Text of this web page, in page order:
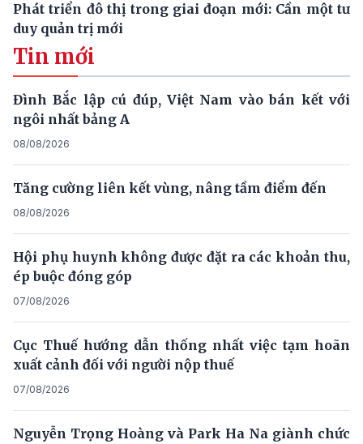
Phát triển đô thị trong giai đoạn mới: Cần một tư
duy quản trị mới
Tin mới
Đình Bắc lập cú đúp, Việt Nam vào bán kết với
ngôi nhất bảng A
08/08/2026
Tăng cường liên kết vùng, nâng tầm điểm đến
08/08/2026
Hội phụ huynh không được đặt ra các khoản thu,
ép buộc đóng góp
07/08/2026
Cục Thuế hướng dẫn thống nhất việc tạm hoãn
xuất cảnh đối với người nộp thuế
07/08/2026
Nguyễn Trọng Hoàng và Park Ha Na giành chức